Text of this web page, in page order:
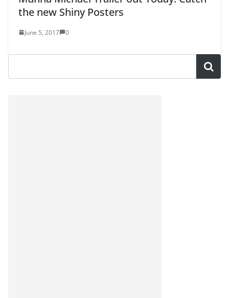
the new Shiny Posters
June 5, 2017 0